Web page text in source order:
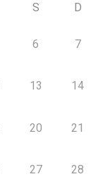
S D
6 7
13 14
20 21
27 28